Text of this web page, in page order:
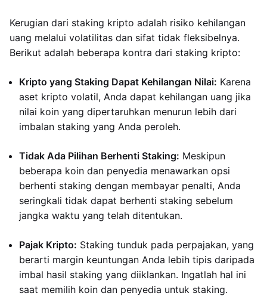
Kerugian dari staking kripto adalah risiko kehilangan
uang melalui volatilitas dan sifat tidak fleksibelnya.
Berikut adalah beberapa kontra dari staking kripto:
Kripto yang Staking Dapat Kehilangan Nilai: Karena
aset kripto volatil, Anda dapat kehilangan uang jika
nilai koin yang dipertaruhkan menurun lebih dari
imbalan staking yang Anda peroleh.
Tidak Ada Pilihan Berhenti Staking: Meskipun
beberapa koin dan penyedia menawarkan opsi
berhenti staking dengan membayar penalti, Anda
seringkali tidak dapat berhenti staking sebelum
jangka waktu yang telah ditentukan.
Pajak Kripto: Staking tunduk pada perpajakan, yang
berarti margin keuntungan Anda lebih tipis daripada
imbal hasil staking yang diiklankan. Ingatlah hal ini
saat memilih koin dan penyedia untuk staking.